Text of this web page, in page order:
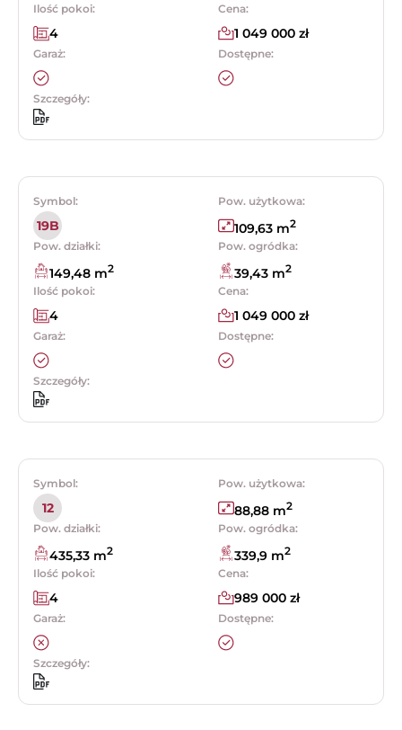
Ilość pokoi:
4
Cena:
1 049 000 zł
Garaż: Dostępne:
Szczegóły:
Symbol:
19B
Pow. użytkowa:
109,63 m2
Pow. działki:
149,48 m2
Pow. ogródka:
39,43 m2
Ilość pokoi:
4
Cena:
1 049 000 zł
Garaż: Dostępne:
Szczegóły:
Symbol:
12
Pow. użytkowa:
88,88 m2
Pow. działki:
435,33 m2
Pow. ogródka:
339,9 m2
Ilość pokoi:
4
Cena:
989 000 zł
Garaż: Dostępne:
Szczegóły: